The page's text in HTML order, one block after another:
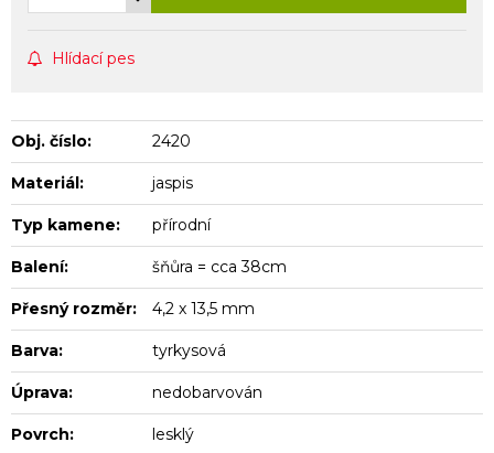
Hlídací pes
Obj. číslo: 2420
Materiál: jaspis
Typ kamene: přírodní
Balení: šňůra = cca 38cm
Přesný rozměr: 4,2 x 13,5 mm
Barva: tyrkysová
Úprava: nedobarvován
Povrch: lesklý